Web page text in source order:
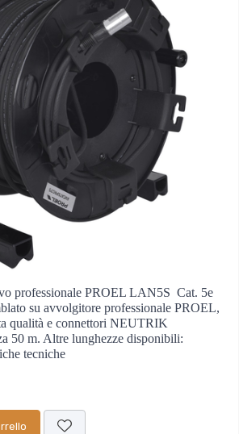
professionale PROEL LAN5S  Cat. 5e
su avvolgitore professionale PROEL,
qualità e connettori NEUTRIK
50 m. Altre lunghezze disponibili:
tecniche